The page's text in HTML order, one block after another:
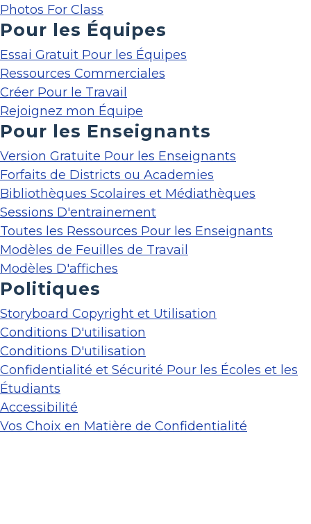
Photos For Class
Pour les Équipes
Essai Gratuit Pour les Équipes
Ressources Commerciales
Créer Pour le Travail
Rejoignez mon Équipe
Pour les Enseignants
Version Gratuite Pour les Enseignants
Forfaits de Districts ou Academies
Bibliothèques Scolaires et Médiathèques
Sessions D'entrainement
Toutes les Ressources Pour les Enseignants
Modèles de Feuilles de Travail
Modèles D'affiches
Politiques
Storyboard Copyright et Utilisation
Conditions D'utilisation
Conditions D'utilisation
Confidentialité et Sécurité Pour les Écoles et les
Étudiants
Accessibilité
Vos Choix en Matière de Confidentialité